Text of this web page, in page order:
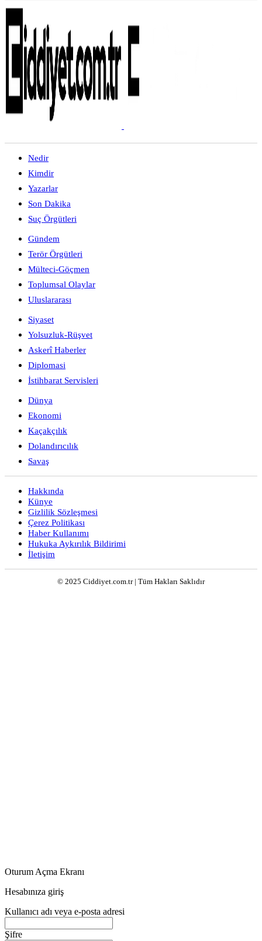
Nedir
Kimdir
Yazarlar
Son Dakika
Suç Örgütleri
Gündem
Terör Örgütleri
Mülteci-Göçmen
Toplumsal Olaylar
Uluslararası
Siyaset
Yolsuzluk-Rüşvet
Askerî Haberler
Diplomasi
İstihbarat Servisleri
Dünya
Ekonomi
Kaçakçılık
Dolandırıcılık
Savaş
Hakkında
Künye
Gizlilik Sözleşmesi
Çerez Politikası
Haber Kullanımı
Hukuka Aykırılık Bildirimi
İletişim
© 2025 Ciddiyet.com.tr | Tüm Hakları Saklıdır
Oturum Açma Ekranı
Hesabınıza giriş
Kullanıcı adı veya e-posta adresi
Şifre